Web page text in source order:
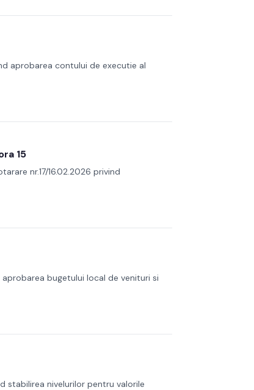
aprobarea contului de executie al
15
nr.17/16.02.2026 privind
aprobarea bugetului local de venituri si
stabilirea nivelurilor pentru valorile